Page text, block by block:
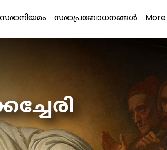
സഭാനിയമം സഭാപ്രബോധനങ്ങള്‍ More